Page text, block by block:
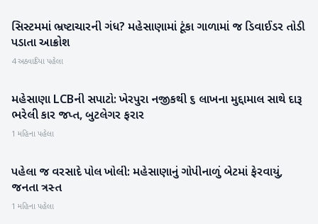
મહેસાણા
સિસ્ટમમાં ભ્રષ્ટાચારની ગંધ? મહેસાણામાં ટૂંકા ગાળામાં જ ડિવાઈડર તોડી
પડાતા આક્રોશ
4 અઠવાડિયા પહેલા
મહેસાણા
મહેસાણા LCBની સપાટો: ખેરપુરા નજીકથી ૬ લાખના મુદ્દામાલ સાથે દારૂ
ભરેલી કાર જપ્ત, બુટલેગર ફરાર
1 મહિના પહેલા
મહેસાણા
પહેલા જ વરસાદે પોલ ખોલી: મહેસાણાનું ગોપીનાળું બેટમાં ફેરવાયું,
જનતા ત્રસ્ત
1 મહિના પહેલા